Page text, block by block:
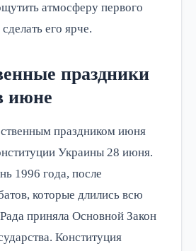
атмосферу первого
его ярче.
праздники
июне
праздником июня
Украины 28 июня.
1996 года, после
которые длились всю
приняла Основной Закон
Конституция